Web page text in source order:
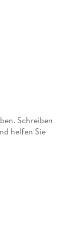
Schreiben
helfen Sie